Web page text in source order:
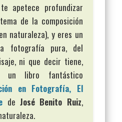
apetece profundizar
de la composición
naturaleza), y eres un
la fotografía pura, del
ni que decir tiene,
un libro fantástico
en Fotografía, El
de José Benito Ruiz,